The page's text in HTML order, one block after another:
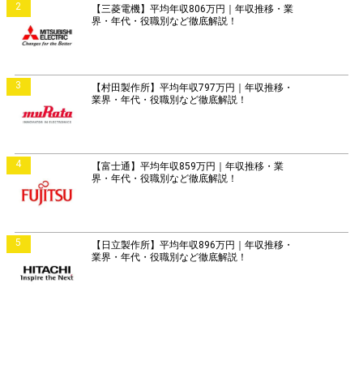
2
【三菱電機】平均年収806万円｜年収推移・業
界・年代・役職別など徹底解説！
3
【村田製作所】平均年収797万円｜年収推移・
業界・年代・役職別など徹底解説！
4
【富士通】平均年収859万円｜年収推移・業
界・年代・役職別など徹底解説！
5
【日立製作所】平均年収896万円｜年収推移・
業界・年代・役職別など徹底解説！